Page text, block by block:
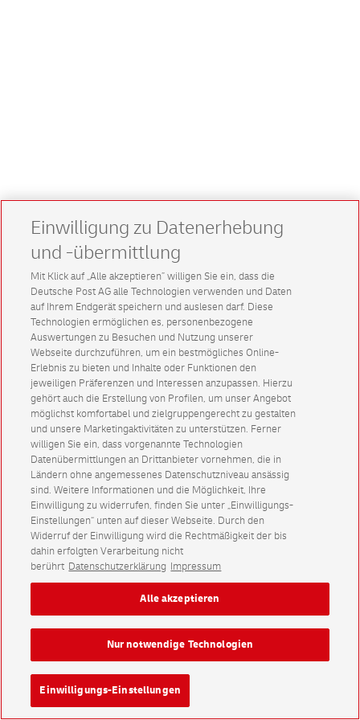
Einwilligung zu Datenerhebung
und -übermittlung
Mit Klick auf „Alle akzeptieren” willigen Sie ein, dass die
Deutsche Post AG alle Technologien verwenden und Daten
auf Ihrem Endgerät speichern und auslesen darf. Diese
Technologien ermöglichen es, personenbezogene
Auswertungen zu Besuchen und Nutzung unserer
Webseite durchzuführen, um ein bestmögliches Online-
Erlebnis zu bieten und Inhalte oder Funktionen den
jeweiligen Präferenzen und Interessen anzupassen. Hierzu
gehört auch die Erstellung von Profilen, um unser Angebot
möglichst komfortabel und zielgruppengerecht zu gestalten
und unsere Marketingaktivitäten zu unterstützen. Ferner
willigen Sie ein, dass vorgenannte Technologien
Datenübermittlungen an Drittanbieter vornehmen, die in
Ländern ohne angemessenes Datenschutzniveau ansässig
sind. Weitere Informationen und die Möglichkeit, Ihre
Einwilligung zu widerrufen, finden Sie unter „Einwilligungs-
Einstellungen“ unten auf dieser Webseite. Durch den
Widerruf der Einwilligung wird die Rechtmäßigkeit der bis
dahin erfolgten Verarbeitung nicht
berührt Datenschutzerklärung Impressum
Einwilligungs-Einstellungen
Nur notwendige Technologien
Alle akzeptieren